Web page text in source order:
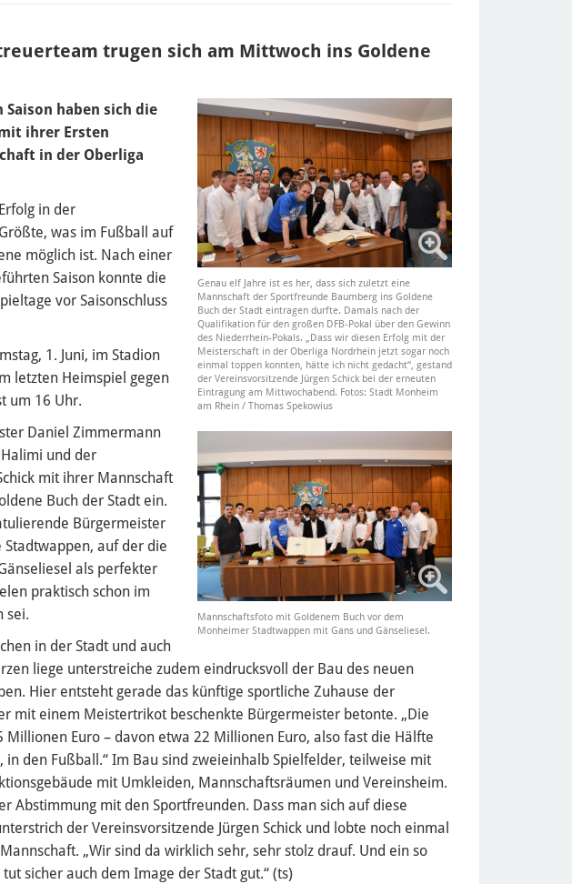
trugen sich am Mittwoch ins Goldene
Genau elf Jahre ist es her, dass sich zuletzt eine
Mannschaft der Sportfreunde Baumberg ins Goldene
Buch der Stadt eintragen durfte. Damals nach der
Qualifikation für den großen DFB-Pokal über den Gewinn
des Niederrhein-Pokals. „Dass wir diesen Erfolg mit der
Meisterschaft in der Oberliga Nordrhein jetzt sogar noch
einmal toppen konnten, hätte ich nicht gedacht“, gestand
der Vereinsvorsitzende Jürgen Schick bei der erneuten
Eintragung am Mittwochabend. Fotos: Stadt Monheim
am Rhein / Thomas Spekowius
Mannschaftsfoto mit Goldenem Buch vor dem
Monheimer Stadtwappen mit Gans und Gänseliesel.
haben sich die
ihrer Ersten
in der Oberliga
in der
was im Fußball auf
möglich ist. Nach einer
Saison konnte die
vor Saisonschluss
1. Juni, im Stadion
letzten Heimspiel gegen
um 16 Uhr.
Daniel Zimmermann
und der
mit ihrer Mannschaft
Buch der Stadt ein.
Bürgermeister
auf der die
als perfekter
praktisch schon im
sei.
in der Stadt und auch
liege unterstreiche zudem eindrucksvoll der Bau des neuen
Hier entsteht gerade das künftige sportliche Zuhause der
mit einem Meistertrikot beschenkte Bürgermeister betonte. „Die
Euro – davon etwa 22 Millionen Euro, also fast die Hälfte
in den Fußball.“ Im Bau sind zweieinhalb Spielfelder, teilweise mit
mit Umkleiden, Mannschaftsräumen und Vereinsheim.
Abstimmung mit den Sportfreunden. Dass man sich auf diese
der Vereinsvorsitzende Jürgen Schick und lobte noch einmal
„Wir sind da wirklich sehr, sehr stolz drauf. Und ein so
sicher auch dem Image der Stadt gut.“ (ts)